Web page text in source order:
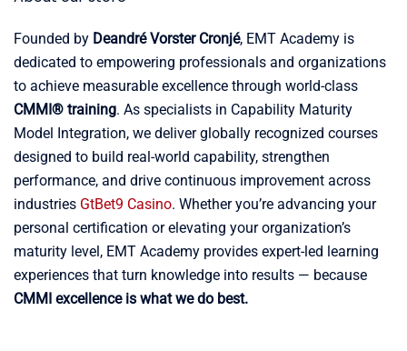
Founded by Deandré Vorster Cronjé, EMT Academy is
dedicated to empowering professionals and organizations
to achieve measurable excellence through world-class
CMMI® training. As specialists in Capability Maturity
Model Integration, we deliver globally recognized courses
designed to build real-world capability, strengthen
performance, and drive continuous improvement across
industries GtBet9 Casino. Whether you’re advancing your
personal certification or elevating your organization’s
maturity level, EMT Academy provides expert-led learning
experiences that turn knowledge into results — because
CMMI excellence is what we do best.